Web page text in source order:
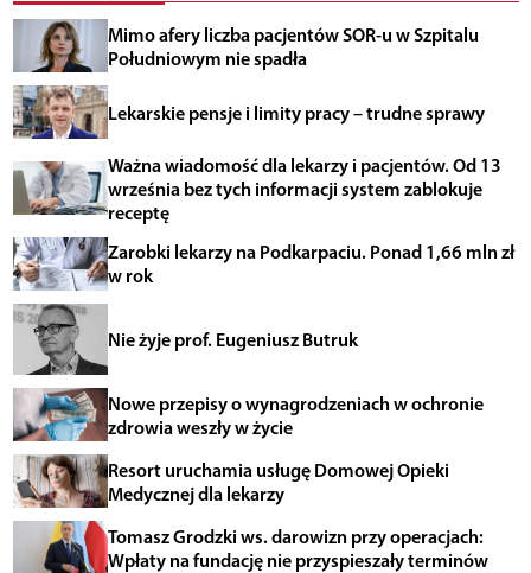
Mimo afery liczba pacjentów SOR-u w Szpitalu
Południowym nie spadła
Lekarskie pensje i limity pracy – trudne sprawy
Ważna wiadomość dla lekarzy i pacjentów. Od 13
września bez tych informacji system zablokuje
receptę
Zarobki lekarzy na Podkarpaciu. Ponad 1,66 mln zł
w rok
Nie żyje prof. Eugeniusz Butruk
Nowe przepisy o wynagrodzeniach w ochronie
zdrowia weszły w życie
Resort uruchamia usługę Domowej Opieki
Medycznej dla lekarzy
Tomasz Grodzki ws. darowizn przy operacjach:
Wpłaty na fundację nie przyspieszały terminów